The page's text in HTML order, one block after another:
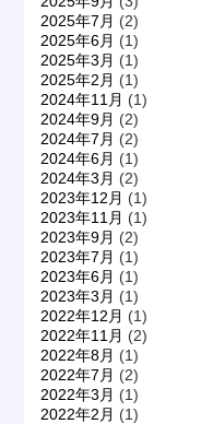
2025年7月 (2)
2025年6月 (1)
2025年3月 (1)
2025年2月 (1)
2024年11月 (1)
2024年9月 (2)
2024年7月 (2)
2024年6月 (1)
2024年3月 (2)
2023年12月 (1)
2023年11月 (1)
2023年9月 (2)
2023年7月 (1)
2023年6月 (1)
2023年3月 (1)
2022年12月 (1)
2022年11月 (2)
2022年8月 (1)
2022年7月 (2)
2022年3月 (1)
2022年2月 (1)